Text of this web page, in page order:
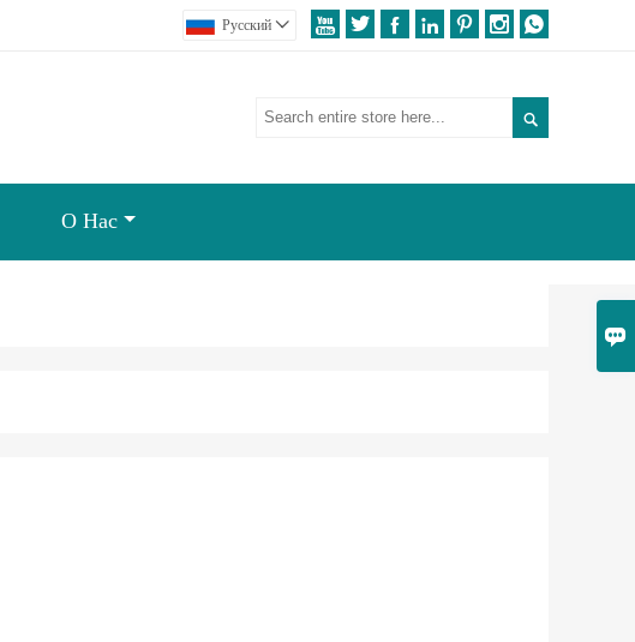

      
Pусский 

О Нас